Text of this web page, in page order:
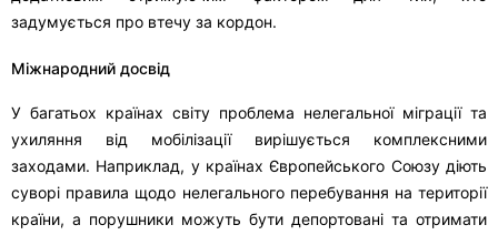
задумується про втечу за кордон.
Міжнародний досвід
У багатьох країнах світу проблема нелегальної міграції та
ухиляння від мобілізації вирішується комплексними
заходами. Наприклад, у країнах Європейського Союзу діють
суворі правила щодо нелегального перебування на території
країни, а порушники можуть бути депортовані та отримати